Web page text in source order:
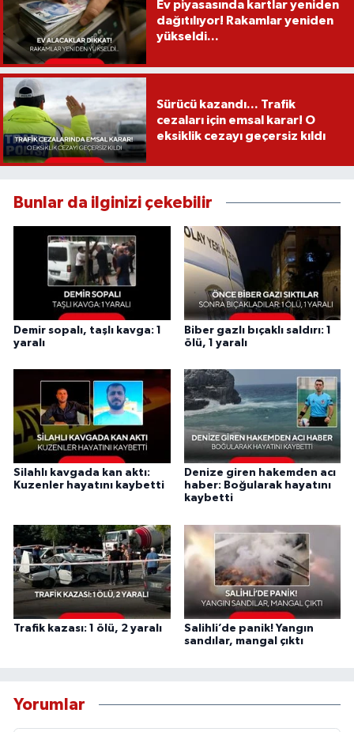
Ev piyasasında kartlar yeniden
dağıtılıyor! Rakamlar yeniden
yükseldi...
Sürücü kazandı... Trafik
cezaları için emsal karar! O
eksiklik cezayı geçersiz kıldı
Bunlar da ilginizi çekebilir
Demir sopalı, taşlı kavga: 1
yaralı
Biber gazlı bıçaklı saldırı: 1
ölü, 1 yaralı
Silahlı kavgada kan aktı:
Kuzenler hayatını kaybetti
Denize giren hakemden acı
haber: Boğularak hayatını
kaybetti
Trafik kazası: 1 ölü, 2 yaralı
Salihli’de panik! Yangın
sandılar, mangal çıktı
Yorumlar